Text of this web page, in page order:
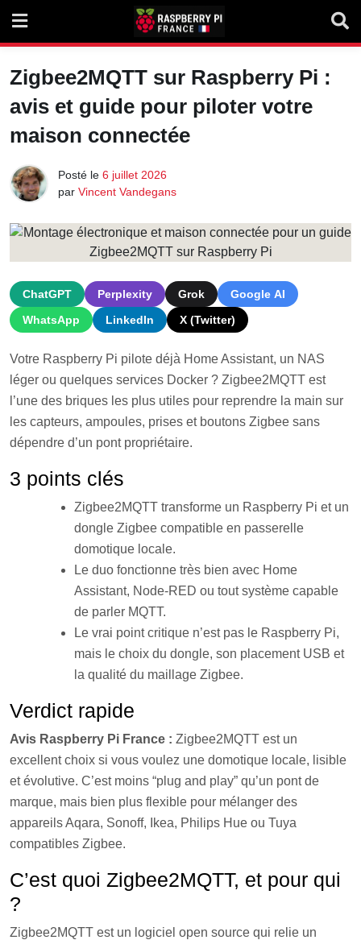
content
Zigbee2MQTT sur Raspberry Pi :
avis et guide pour piloter votre
maison connectée
Posté le 6 juillet 2026
par Vincent Vandegans
ChatGPT Perplexity Grok
Google AI
WhatsApp
LinkedIn X (Twitter)
Votre Raspberry Pi pilote déjà Home Assistant, un NAS
léger ou quelques services Docker ? Zigbee2MQTT est
l’une des briques les plus utiles pour reprendre la main sur
les capteurs, ampoules, prises et boutons Zigbee sans
dépendre d’un pont propriétaire.
3 points clés
Zigbee2MQTT transforme un Raspberry Pi et un
dongle Zigbee compatible en passerelle
domotique locale.
Le duo fonctionne très bien avec Home
Assistant, Node-RED ou tout système capable
de parler MQTT.
Le vrai point critique n’est pas le Raspberry Pi,
mais le choix du dongle, son placement USB et
la qualité du maillage Zigbee.
Verdict rapide
Avis Raspberry Pi France : Zigbee2MQTT est un
excellent choix si vous voulez une domotique locale, lisible
et évolutive. C’est moins “plug and play” qu’un pont de
marque, mais bien plus flexible pour mélanger des
appareils Aqara, Sonoff, Ikea, Philips Hue ou Tuya
compatibles Zigbee.
C’est quoi Zigbee2MQTT, et pour qui
?
Zigbee2MQTT est un logiciel open source qui relie un